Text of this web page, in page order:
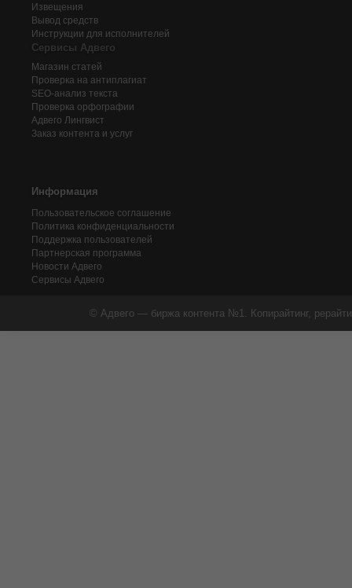
Извещения
Вывод средств
Инструкции для исполнителей
Сервисы Адвего
Магазин статей
Проверка на антиплагиат
SEO-анализ текста
Проверка орфографии
Адвего Лингвист
Заказ контента и услуг
Информация
Пользовательское соглашение
Политика конфиденциальности
Поддержка пользователей
Партнерская программа
Новости Адвего
Сервисы Адвего
© Адвего — биржа контента №1. Копирайтинг,